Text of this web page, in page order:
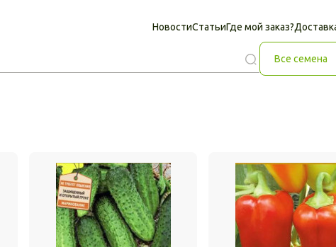
НовостиСтатьиГде мой заказ?
Все семена